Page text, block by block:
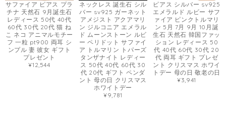
サファイア ピアス プラ
チナ 天然石 9月誕生石
レディース 50代 40代
60代 30代 20代 猫 ね
こ ネコ アニマルモチー
フ 一粒 pt900 両耳 シ
ンプル 妻 彼女 ギフト
プレゼント
¥12,544
ネックレス 誕生石 シル
バー sv925 ガーネット
アメジスト アクアマリ
ン ジルコニア エメラル
ド ムーンストーン ルビ
ー ペリドット サファイ
ア トルマリン トパーズ
タンザナイト レディー
ス 50代 40代 60代 30
代 20代 ギフト ペンダ
ント 母の日 クリスマス
ホワイトデー
¥9,781
ピアス シルバー sv925
エメラルド ルビー サフ
ァイア ピンクトルマリ
ン 5月 7月 9月 10月誕
生石 天然石 韓国ファッ
ション レディース 50
代 40代 60代 30代 20
代 両耳 ギフト プレゼ
ント クリスマス ホワイ
トデー 母の日 敬老の日
¥3,941